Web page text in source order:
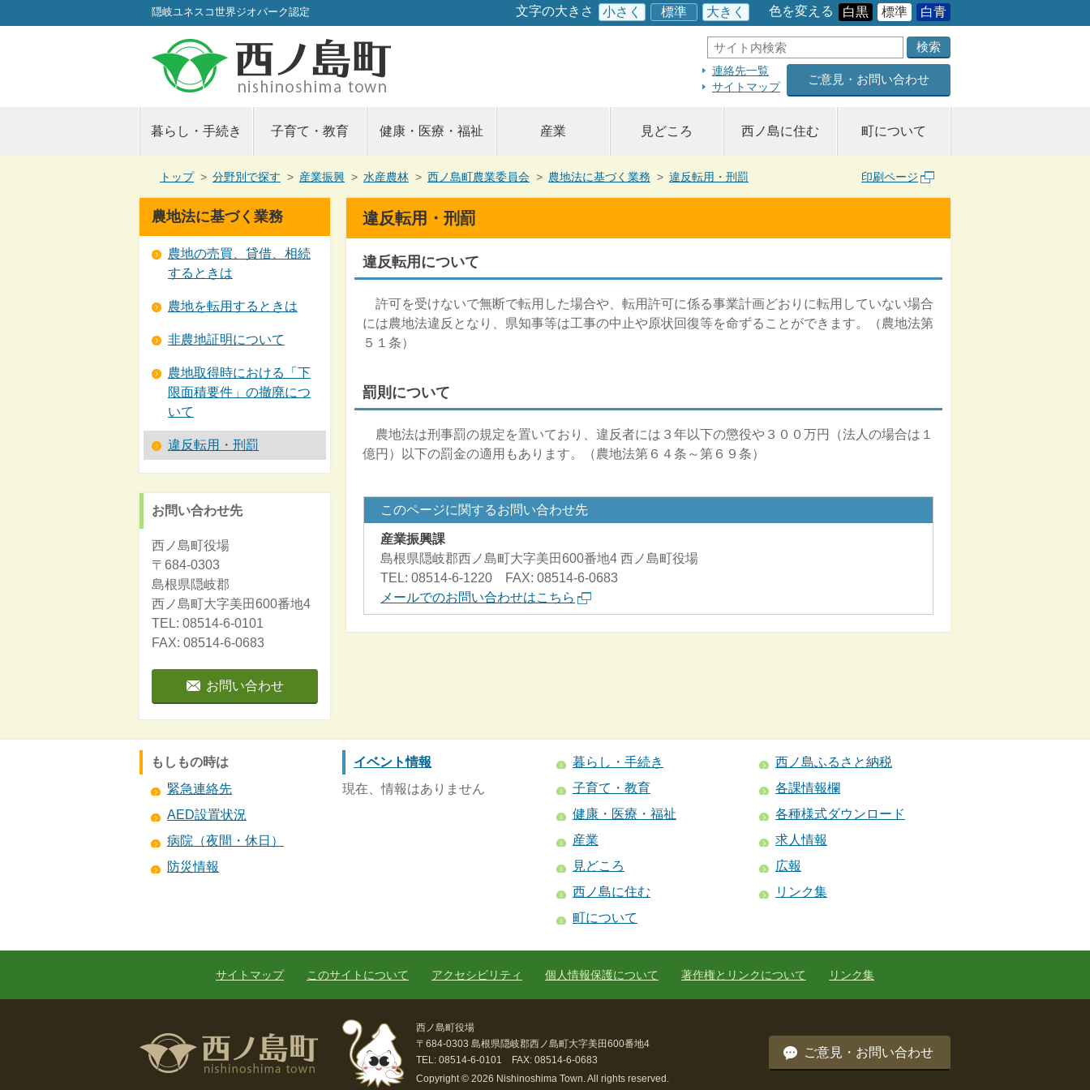
このページの本文へ
隠岐ユネスコ世界ジオパーク認定 文字の大きさ 小さく 標準 大きく 色を変える 白黒 標準 白青
サ
イ
ト
内
検
連絡先一覧
サイトマップ
ご意見・お問い合わせ
暮らし・手続き 子育て・教育 健康・医療・福祉 産業 見どころ 西ノ島に住む 町について
現
の
位
置：
トップ > 分野別で探す > 産業振興 > 水産農林 > 西ノ島町農業委員会 > 農地法に基づく業務 > 違反転用・刑罰 印刷ページ
違反転用・刑罰
違反転用について
許可を受けないで無断で転用した場合や、転用許可に係る事業計画どおりに転用していない場合
には農地法違反となり、県知事等は工事の中止や原状回復等を命ずることができます。（農地法第
５１条）
罰則について
農地法は刑事罰の規定を置いており、違反者には３年以下の懲役や３００万円（法人の場合は１
億円）以下の罰金の適用もあります。（農地法第６４条～第６９条）
このページに関するお問い合わせ先
産業振興課
島根県隠岐郡西ノ島町大字美田600番地4 西ノ島町役場
TEL: 08514-6-1220 FAX: 08514-6-0683
メールでのお問い合わせはこちら
農地法に基づく業務
農地の売買、貸借、相続
するときは
農地を転用するときは
非農地証明について
農地取得時における「下
限面積要件」の撤廃につ
いて
違反転用・刑罰
お問い合わせ先
西ノ島町役場
〒684-0303
島根県隠岐郡
西ノ島町大字美田600番地4
TEL: 08514-6-0101
FAX: 08514-6-0683
お問い合わせ
もしもの時は
緊急連絡先
AED設置状況
病院（夜間・休日）
防災情報
イベント情報
現在、情報はありません
暮らし・手続き
子育て・教育
健康・医療・福祉
産業
見どころ
西ノ島に住む
町について
西ノ島ふるさと納税
各課情報欄
各種様式ダウンロード
求人情報
広報
リンク集
サイトマップ このサイトについて アクセシビリティ 個人情報保護について 著作権とリンクについて リンク集
ご意見・お問い合わせ
西ノ島町役場
〒684-0303 島根県隠岐郡西ノ島町大字美田600番地4
TEL: 08514-6-0101 FAX: 08514-6-0683
Copyright © 2026 Nishinoshima Town. All rights reserved.